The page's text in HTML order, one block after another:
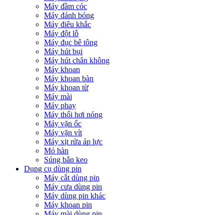
Máy đầm cóc
Máy đánh bóng
Máy điêu khắc
Máy đột lỗ
Máy đục bê tông
Máy hút bụi
Máy hút chân không
Máy khoan
Máy khoan bàn
Máy khoan từ
Máy mài
Máy phay
Máy thổi hơi nóng
Máy vặn ốc
Máy vặn vít
Máy xịt rửa áp lực
Mỏ hàn
Súng bắn keo
Dụng cụ dùng pin
Máy cắt dùng pin
Máy cưa dùng pin
Máy dùng pin khác
Máy khoan pin